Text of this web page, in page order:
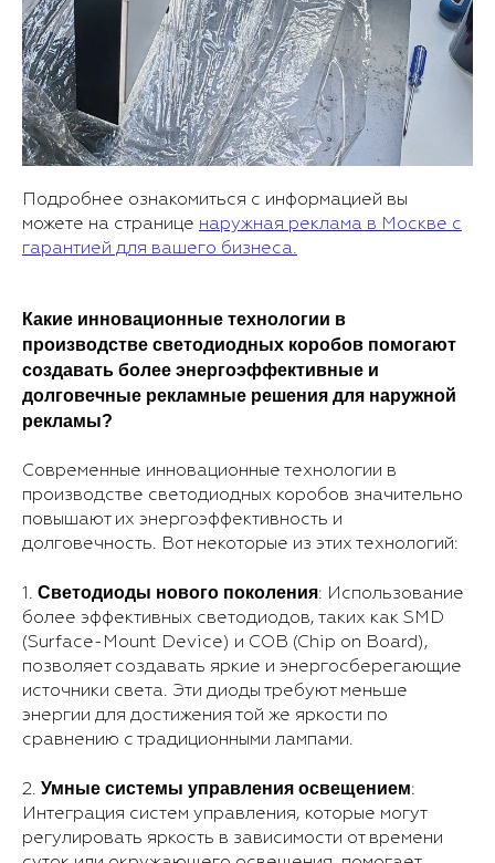
Подробнее ознакомиться с информацией вы
можете на странице наружная реклама в Москве с
гарантией для вашего бизнеса.
Какие инновационные технологии в
производстве светодиодных коробов помогают
создавать более энергоэффективные и
долговечные рекламные решения для наружной
рекламы?
Современные инновационные технологии в
производстве светодиодных коробов значительно
повышают их энергоэффективность и
долговечность. Вот некоторые из этих технологий:
1. Светодиоды нового поколения: Использование
более эффективных светодиодов, таких как SMD
(Surface-Mount Device) и COB (Chip on Board),
позволяет создавать яркие и энергосберегающие
источники света. Эти диоды требуют меньше
энергии для достижения той же яркости по
сравнению с традиционными лампами.
2. Умные системы управления освещением:
Интеграция систем управления, которые могут
регулировать яркость в зависимости от времени